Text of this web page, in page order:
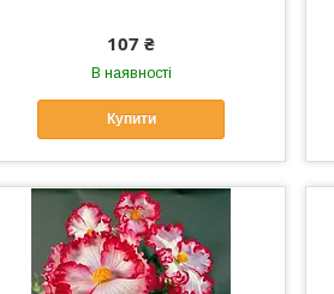
107 ₴
В наявності
Купити